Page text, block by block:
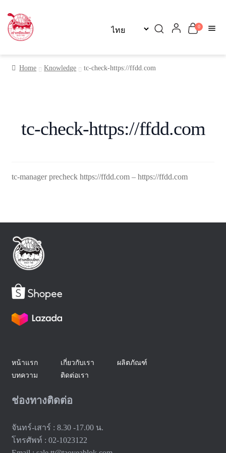
Skip
to
Skip
to
บทความ
0
Home Knowledge tc-check-https://ffdd.com
tc-check-https://ffdd.com
tc-manager precheck https://ffdd.com – https://ffdd.com
หน้าแรก เกี่ยวกับเรา
ผลิตภัณฑ์
บทความ
ติดต่อเรา
ช่องทางติดต่อ
จันทร์-เสาร์ : 8.30 -17.00 น.
โทรศัพท์ : 02-1023122